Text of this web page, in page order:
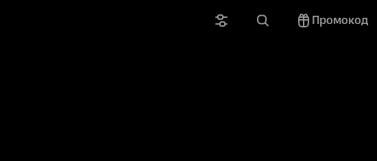
Промокод